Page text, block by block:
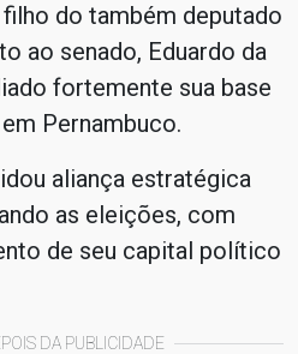
do também deputado
ao senado, Eduardo da
fortemente sua base
Pernambuco.
aliança estratégica
as eleições, com
de seu capital político
DA PUBLICIDADE